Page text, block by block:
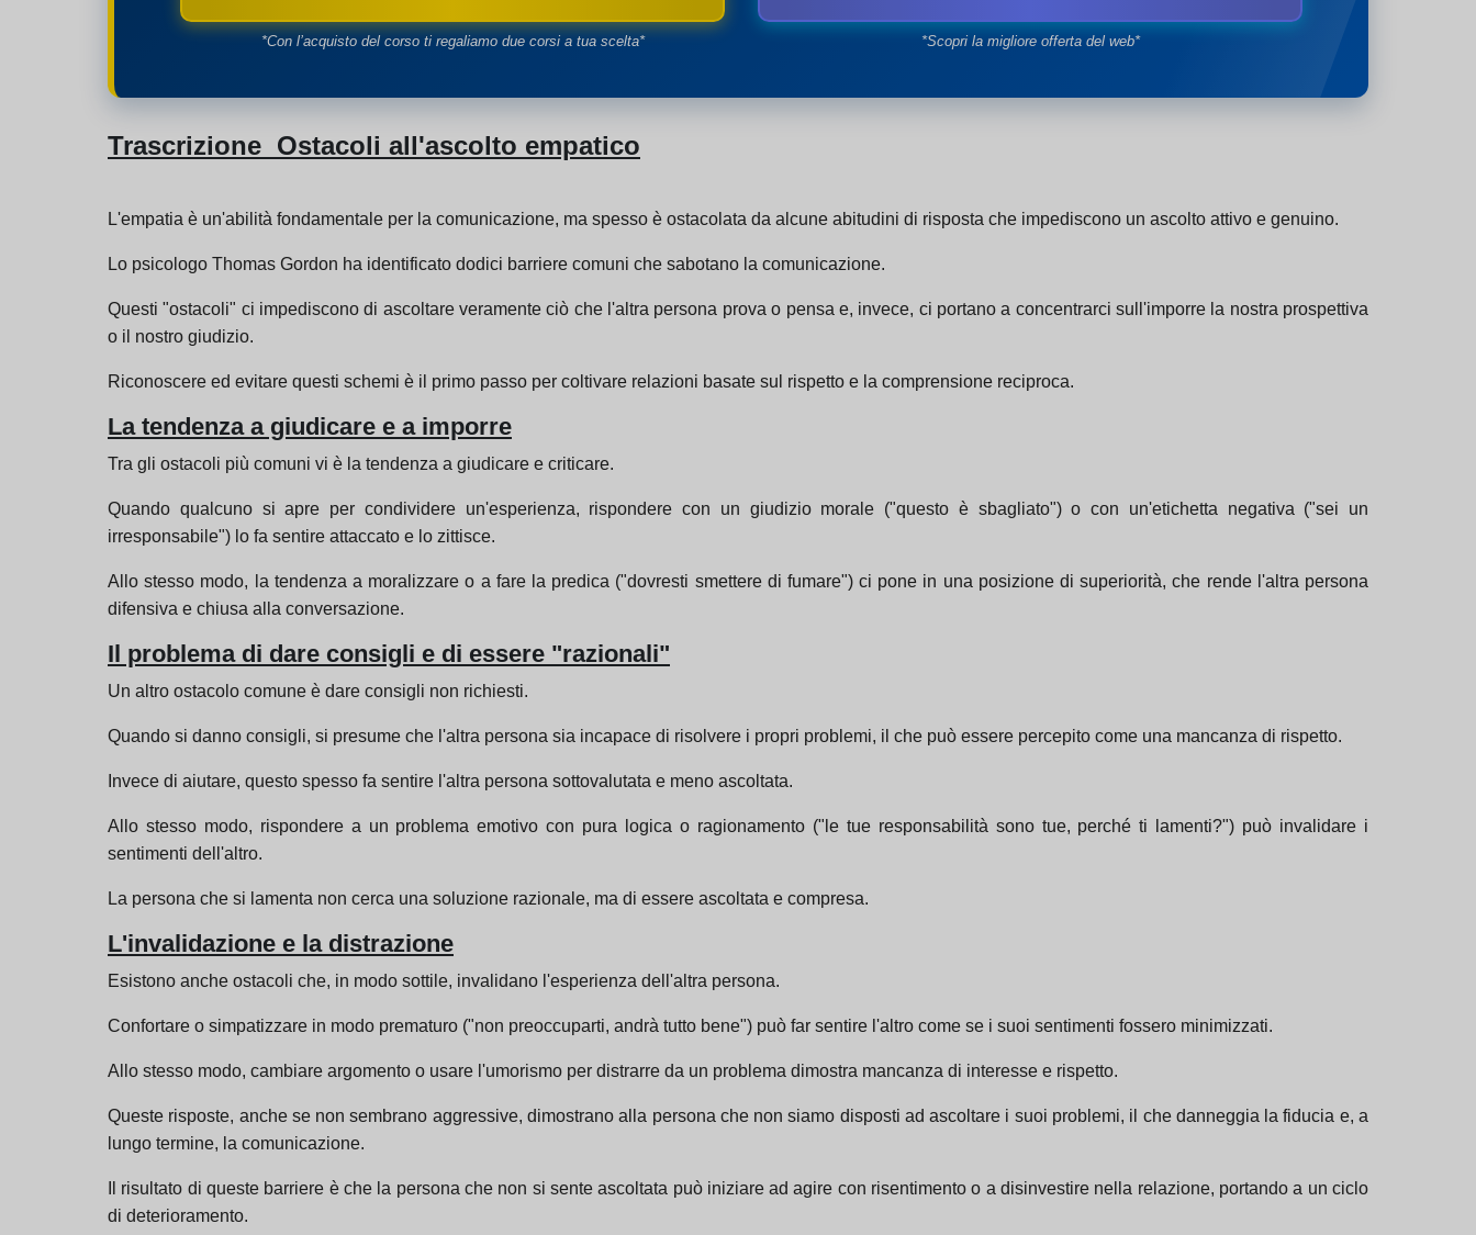
*Con l’acquisto del corso ti regaliamo due corsi a tua scelta* *Scopri la migliore offerta del web*
Trascrizione Ostacoli all'ascolto empatico
L'empatia è un'abilità fondamentale per la comunicazione, ma spesso è ostacolata da alcune abitudini di risposta che impediscono un ascolto attivo e genuino.
Lo psicologo Thomas Gordon ha identificato dodici barriere comuni che sabotano la comunicazione.
Questi "ostacoli" ci impediscono di ascoltare veramente ciò che l'altra persona prova o pensa e, invece, ci portano a concentrarci sull'imporre la nostra prospettiva
o il nostro giudizio.
Riconoscere ed evitare questi schemi è il primo passo per coltivare relazioni basate sul rispetto e la comprensione reciproca.
La tendenza a giudicare e a imporre
Tra gli ostacoli più comuni vi è la tendenza a giudicare e criticare.
Quando qualcuno si apre per condividere un'esperienza, rispondere con un giudizio morale ("questo è sbagliato") o con un'etichetta negativa ("sei un
irresponsabile") lo fa sentire attaccato e lo zittisce.
Allo stesso modo, la tendenza a moralizzare o a fare la predica ("dovresti smettere di fumare") ci pone in una posizione di superiorità, che rende l'altra persona
difensiva e chiusa alla conversazione.
Il problema di dare consigli e di essere "razionali"
Un altro ostacolo comune è dare consigli non richiesti.
Quando si danno consigli, si presume che l'altra persona sia incapace di risolvere i propri problemi, il che può essere percepito come una mancanza di rispetto.
Invece di aiutare, questo spesso fa sentire l'altra persona sottovalutata e meno ascoltata.
Allo stesso modo, rispondere a un problema emotivo con pura logica o ragionamento ("le tue responsabilità sono tue, perché ti lamenti?") può invalidare i
sentimenti dell'altro.
La persona che si lamenta non cerca una soluzione razionale, ma di essere ascoltata e compresa.
L'invalidazione e la distrazione
Esistono anche ostacoli che, in modo sottile, invalidano l'esperienza dell'altra persona.
Confortare o simpatizzare in modo prematuro ("non preoccuparti, andrà tutto bene") può far sentire l'altro come se i suoi sentimenti fossero minimizzati.
Allo stesso modo, cambiare argomento o usare l'umorismo per distrarre da un problema dimostra mancanza di interesse e rispetto.
Queste risposte, anche se non sembrano aggressive, dimostrano alla persona che non siamo disposti ad ascoltare i suoi problemi, il che danneggia la fiducia e, a
lungo termine, la comunicazione.
Il risultato di queste barriere è che la persona che non si sente ascoltata può iniziare ad agire con risentimento o a disinvestire nella relazione, portando a un ciclo
di deterioramento.